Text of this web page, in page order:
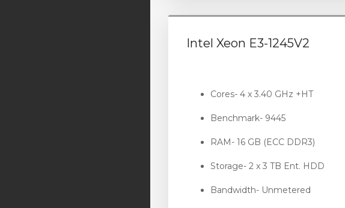
Intel Xeon E3-1245V2
Cores- 4 x 3.40 GHz +HT
Benchmark- 9445
RAM- 16 GB (ECC DDR3)
Storage- 2 x 3 TB Ent. HDD
Bandwidth- Unmetered